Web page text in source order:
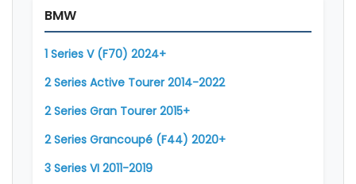
BMW
1 Series V (F70) 2024+
2 Series Active Tourer 2014-2022
2 Series Gran Tourer 2015+
2 Series Grancoupé (F44) 2020+
3 Series VI 2011-2019